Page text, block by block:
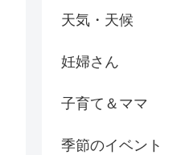
天気・天候
妊婦さん
子育て＆ママ
季節のイベント